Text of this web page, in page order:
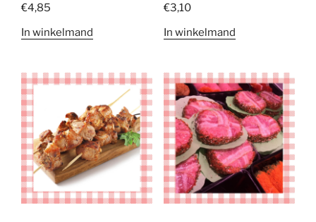
€4,85
In winkelmand
€3,10
In winkelmand